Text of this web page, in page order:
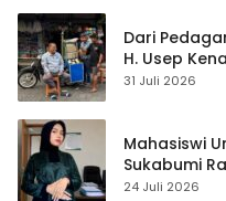
Dari
H. Usep
Cisaat
31 Juli 2026
Mahasiswi
Sukabumi
24 Juli 2026